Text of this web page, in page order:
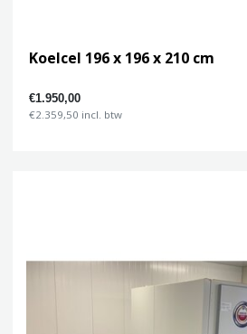
Koelcel 196 x 196 x 210 cm
€1.950,00
€2.359,50 incl. btw